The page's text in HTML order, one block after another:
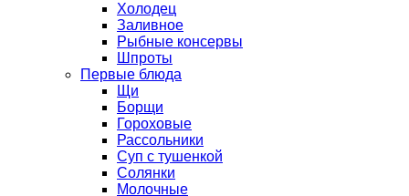
Холодец
Заливное
Рыбные консервы
Шпроты
Первые блюда
Щи
Борщи
Гороховые
Рассольники
Суп с тушенкой
Солянки
Молочные